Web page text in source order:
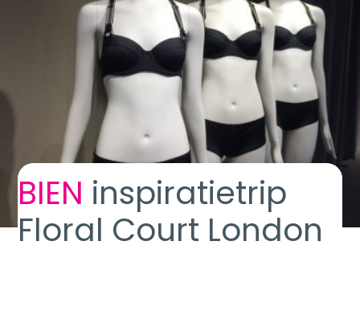
BIEN inspiratietrip
Floral Court London